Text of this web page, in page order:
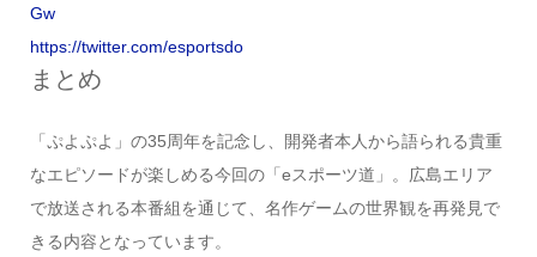
Gw
https://twitter.com/esportsdo
まとめ
「ぷよぷよ」の35周年を記念し、開発者本人から語られる貴重
なエピソードが楽しめる今回の「eスポーツ道」。広島エリア
で放送される本番組を通じて、名作ゲームの世界観を再発見で
きる内容となっています。